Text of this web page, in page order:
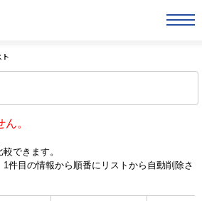
ト
。
較できます。
件目の情報から順番にリストから自動削除さ